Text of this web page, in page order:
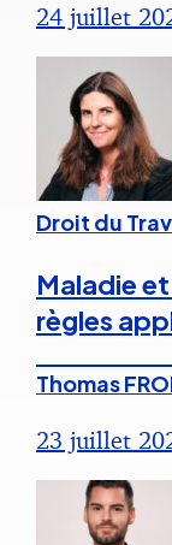
24 juillet
Droit du
Maladie
règles
Thomas
23 juillet